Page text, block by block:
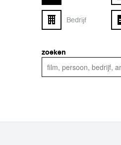
Bedrijf
zoeken